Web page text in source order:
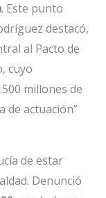
. Este punto
destacó,
al Pacto de
cuyo
millones de
de actuación”
de estar
Denunció